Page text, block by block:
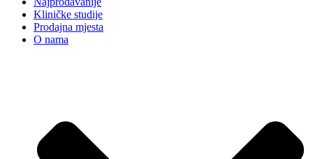
Kliničke studije
Prodajna mjesta
O nama